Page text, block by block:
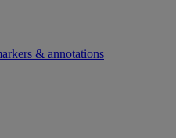
& annotations